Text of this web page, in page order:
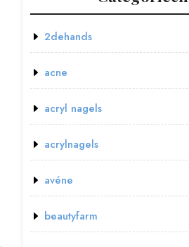
2dehands
acne
acryl nagels
acrylnagels
avéne
beautyfarm